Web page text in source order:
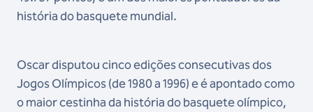
história do basquete mundial.
Oscar disputou cinco edições consecutivas dos
Jogos Olímpicos (de 1980 a 1996) e é apontado como
o maior cestinha da história do basquete olímpico,